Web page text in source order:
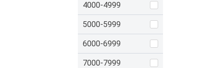
4000-4999
5000-5999
6000-6999
7000-7999